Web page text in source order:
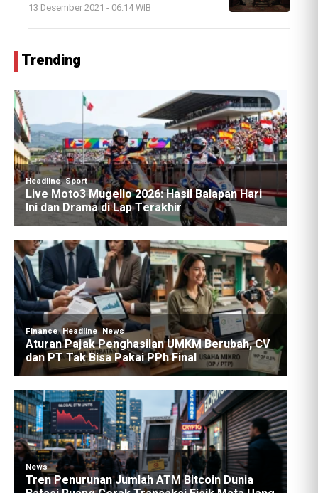
13 Desember 2021 - 06:14 WIB
Trending